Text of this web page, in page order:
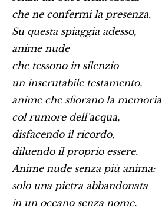
che ne confermi la presenza.
Su questa spiaggia adesso,
anime nude
che tessono in silenzio
un inscrutabile testamento,
anime che sfiorano la memoria
col rumore dell’acqua,
disfacendo il ricordo,
diluendo il proprio essere.
Anime nude senza più anima:
solo una pietra abbandonata
in un oceano senza nome.